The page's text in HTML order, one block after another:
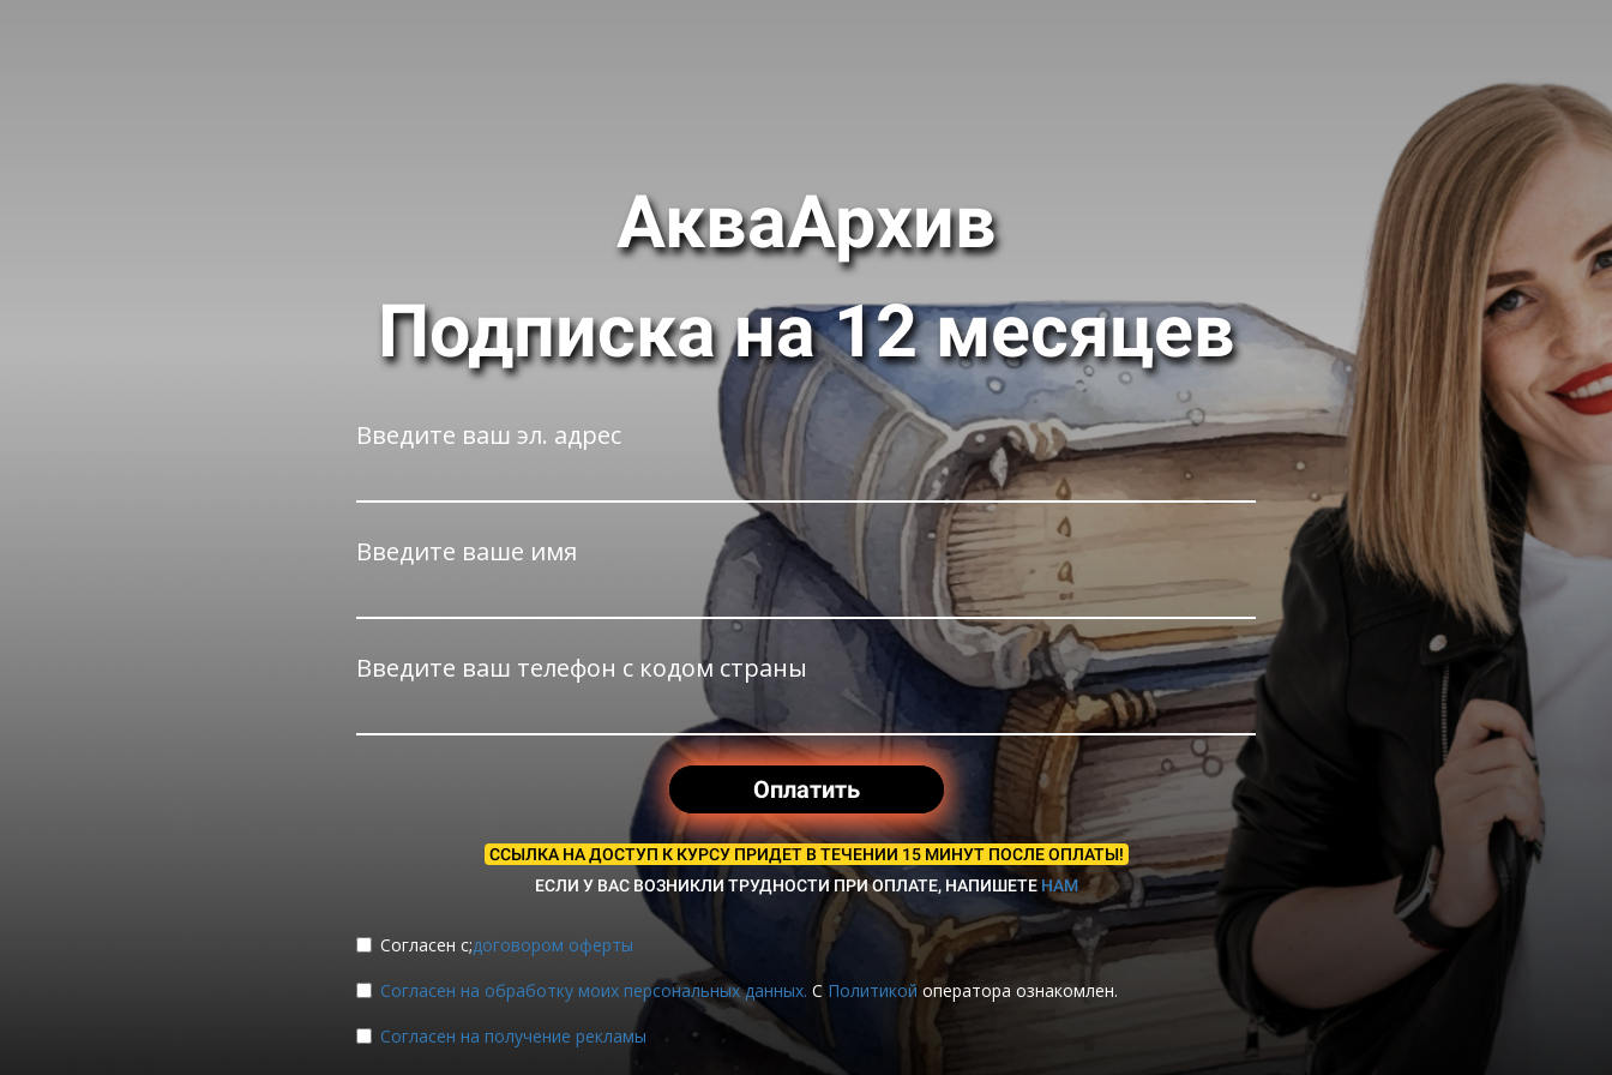
АкваАрхив
Подписка на 12 месяцев
Введите ваш эл. адрес
Введите ваше имя
Введите ваш телефон с кодом страны
Оплатить
ССЫЛКА НА ДОСТУП К КУРСУ ПРИДЕТ В ТЕЧЕНИИ 15 МИНУТ ПОСЛЕ ОПЛАТЫ!
ЕСЛИ У ВАС ВОЗНИКЛИ ТРУДНОСТИ ПРИ ОПЛАТЕ, НАПИШЕТЕ НАМ
Согласен с;договором оферты
Согласен на обработку моих персональных данных. С Политикой оператора ознакомлен.
Согласен на получение рекламы